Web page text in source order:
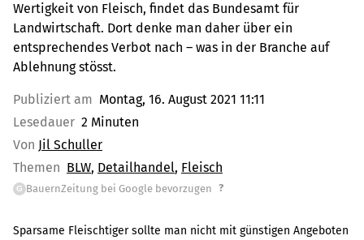
Wertigkeit von Fleisch, findet das Bundesamt für
Landwirtschaft. Dort denke man daher über ein
entsprechendes Verbot nach – was in der Branche auf
Ablehnung stösst.
Publiziert am Montag, 16. August 2021 11:11
Lesedauer 2 Minuten
Von Jil Schuller
Themen BLW Detailhandel Fleisch
G BauernZeitung bei Google bevorzugen ?
Sparsame Fleischtiger sollte man nicht mit günstigen Angeboten